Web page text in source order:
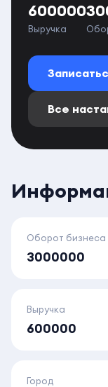
600000
Выручка
Все
Оборот бизнеса
3000000
Выручка
600000
Город